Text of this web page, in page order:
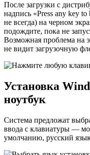
После загрузки с
надпись «Press any key
не всегда) на черном
подождите, пока не
Возможная проблема на
не видит загрузочную
Установка
ноутбук
Система предложат
ввода с клавиатуры —
умолчанию, русский